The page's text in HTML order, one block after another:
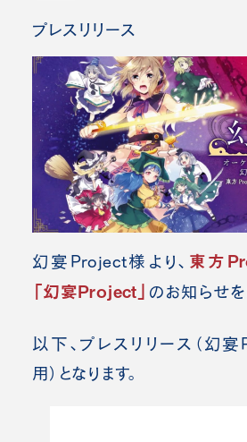
プレスリリース
幻宴Project様より、 東方
「幻宴Project」 の お知らせを
以下、プレスリリース（幻
用）となります。